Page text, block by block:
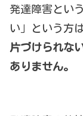
発達障害とい
い」という方
片づけられな
ありません。